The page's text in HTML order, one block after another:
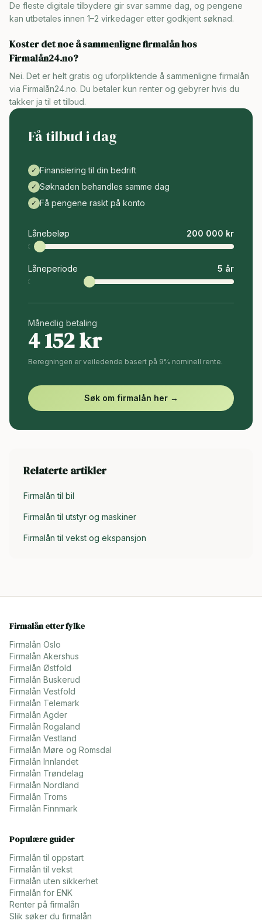
De fleste digitale tilbydere gir svar samme dag, og pengene
kan utbetales innen 1–2 virkedager etter godkjent søknad.
Koster det noe å sammenligne firmalån hos
Firmalån24.no?
Nei. Det er helt gratis og uforpliktende å sammenligne firmalån
via Firmalån24.no. Du betaler kun renter og gebyrer hvis du
takker ja til et tilbud.
Få tilbud i dag
✓ Finansiering til din bedrift
✓ Søknaden behandles samme dag
✓ Få pengene raskt på konto
Lånebeløp 200 000 kr
Låneperiode 5 år
Månedlig betaling
4 152kr
Beregningen er veiledende basert på 9% nominell rente.
Søk om firmalån her →
Relaterte artikler
Firmalån til bil
Firmalån til utstyr og maskiner
Firmalån til vekst og ekspansjon
Firmalån etter fylke
Firmalån Oslo
Firmalån Akershus
Firmalån Østfold
Firmalån Buskerud
Firmalån Vestfold
Firmalån Telemark
Firmalån Agder
Firmalån Rogaland
Firmalån Vestland
Firmalån Møre og Romsdal
Firmalån Innlandet
Firmalån Trøndelag
Firmalån Nordland
Firmalån Troms
Firmalån Finnmark
Populære guider
Firmalån til oppstart
Firmalån til vekst
Firmalån uten sikkerhet
Firmalån for ENK
Renter på firmalån
Slik søker du firmalån